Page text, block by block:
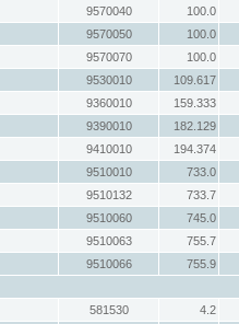
9570040
100.0
9570050
100.0
9570070
100.0
9530010
109.617
9360010
159.333
9390010
182.129
9410010
194.374
9510010
733.0
9510132
733.7
9510060
745.0
9510063
755.7
9510066
755.9
581530
4.2